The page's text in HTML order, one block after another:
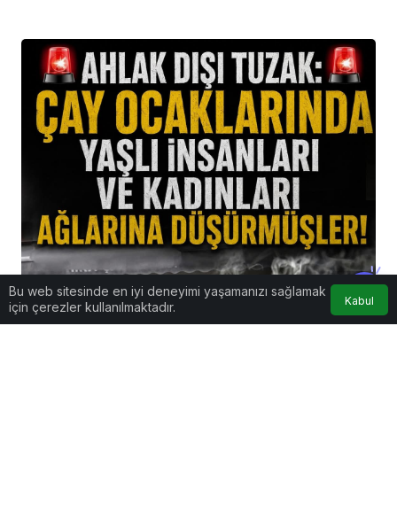
Bu web sitesinde en iyi deneyimi yaşamanızı sağlamak
için çerezler kullanılmaktadır.
Kabul